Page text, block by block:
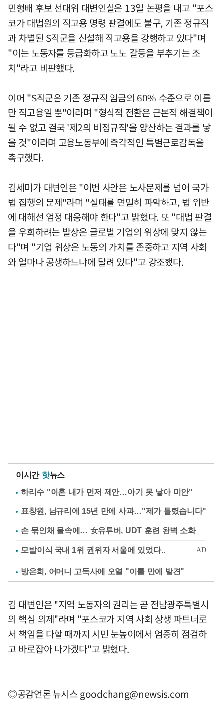
민형배 후보 선대위 대변인실은 13일 논평을 내고 "포스
코가 대법원의 직고용 명령 판결에도 불구, 기존 정규직
과 차별된 S직군을 신설해 직고용을 강행하고 있다"며
"이는 노동자를 등급화하고 노노 갈등을 부추기는 조
치"라고 비판했다.
이어 "S직군은 기존 정규직 임금의 60% 수준으로 이름
만 직고용일 뿐"이라며 "형식적 전환은 근본적 해결책이
될 수 없고 결국 '제2의 비정규직'을 양산하는 결과를 낳
을 것"이라며 고용노동부에 즉각적인 특별근로감독을
촉구했다.
김세미가 대변인은 "이번 사안은 노사문제를 넘어 국가
법 집행의 문제"라며 "실태를 면밀히 파악하고, 법 위반
에 대해선 엄정 대응해야 한다"고 밝혔다. 또 "대법 판결
을 우회하려는 발상은 글로벌 기업의 위상에 맞지 않는
다"며 "기업 위상은 노동의 가치를 존중하고 지역 사회
와 얼마나 공생하느냐에 달려 있다"고 강조했다.
이시간 핫뉴스
하리수 "이혼 내가 먼저 제안…아기 못 낳아 미안"
표창원, 남규리에 15년 만에 사과…"제가 틀렸습니다"
손 묶인채 물속에… 女유튜버, UDT 훈련 완벽 소화
방은희, 어머니 고독사에 오열 "이틀 만에 발견"
김 대변인은 "지역 노동자의 권리는 곧 전남광주특별시
의 핵심 의제"라며 "포스코가 지역 사회 상생 파트너로
서 책임을 다할 때까지 시민 눈높이에서 엄중히 점검하
고 바로잡아 나가겠다"고 밝혔다.
◎공감언론 뉴시스goodchang@newsis.com